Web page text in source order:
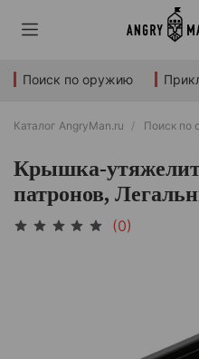
Поиск по оружию
Каталог AngryMan.ru Поиск по
Крышка-
патронов,
(0)